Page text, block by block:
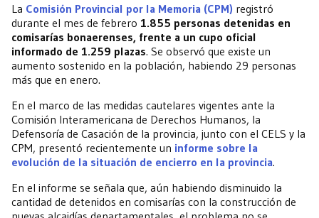
La Comisión Provincial por la Memoria (CPM) registró
durante el mes de febrero 1.855 personas detenidas en
comisarías bonaerenses, frente a un cupo oficial
informado de 1.259 plazas. Se observó que existe un
aumento sostenido en la población, habiendo 29 personas
más que en enero.
En el marco de las medidas cautelares vigentes ante la
Comisión Interamericana de Derechos Humanos, la
Defensoría de Casación de la provincia, junto con el CELS y la
CPM, presentó recientemente un informe sobre la
evolución de la situación de encierro en la provincia.
En el informe se señala que, aún habiendo disminuido la
cantidad de detenidos en comisarías con la construcción de